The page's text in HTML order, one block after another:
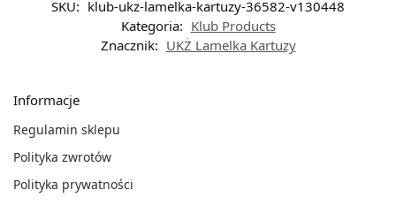
SKU: klub-ukz-lamelka-kartuzy-36582-v130448
Kategoria: Klub Products
Znacznik: UKŻ Lamelka Kartuzy
Informacje
Regulamin sklepu
Polityka zwrotów
Polityka prywatności